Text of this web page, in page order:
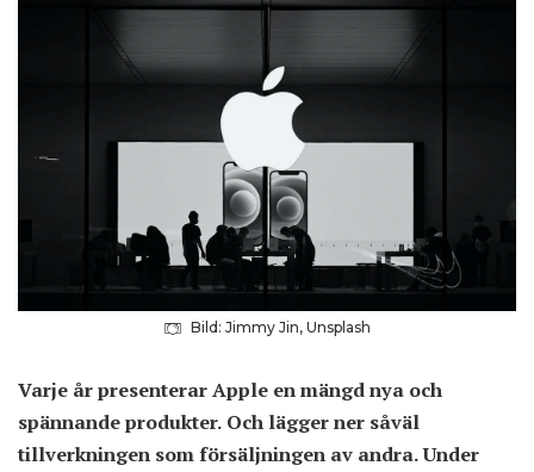
Bild: Jimmy Jin, Unsplash
Varje år presenterar Apple en mängd nya och
spännande produkter. Och lägger ner såväl
tillverkningen som försäljningen av andra. Under